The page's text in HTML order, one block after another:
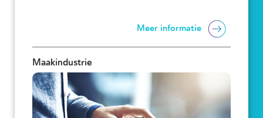
Meer informatie
Maakindustrie